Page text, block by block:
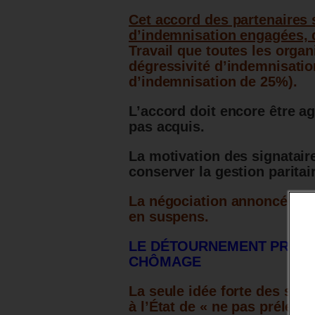
Cet accord des
d’indemnisation
Travail que toutes les
dégressivité
d’indemnisation de 25%).
L’accord doit encore être
pas acquis.
La motivation des
conserver la gestion
La négociation annoncée
en suspens.
LE DÉTOURNEMENT
CHÔMAGE
La seule idée forte des
à l’État de « ne pas